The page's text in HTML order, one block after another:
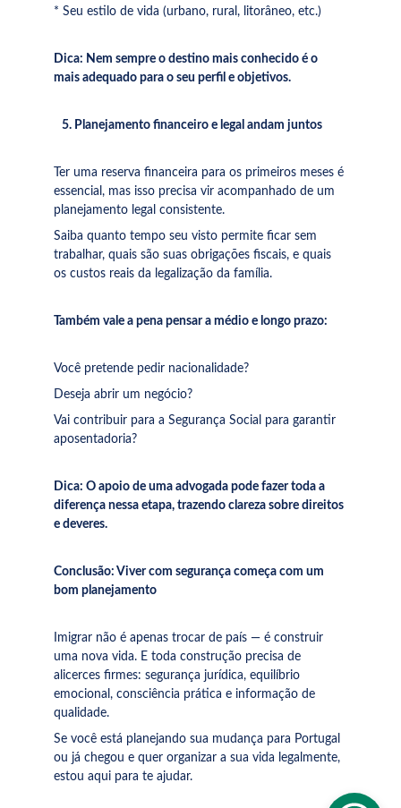
* Seu estilo de vida (urbano, rural, litorâneo, etc.)
Dica: Nem sempre o destino mais conhecido é o
mais adequado para o seu perfil e objetivos.
   5. Planejamento financeiro e legal andam juntos
Ter uma reserva financeira para os primeiros meses é
essencial, mas isso precisa vir acompanhado de um
planejamento legal consistente.
Saiba quanto tempo seu visto permite ficar sem
trabalhar, quais são suas obrigações fiscais, e quais
os custos reais da legalização da família.
Também vale a pena pensar a médio e longo prazo:
Você pretende pedir nacionalidade?
Deseja abrir um negócio?
Vai contribuir para a Segurança Social para garantir
aposentadoria?
Dica: O apoio de uma advogada pode fazer toda a
diferença nessa etapa, trazendo clareza sobre direitos
e deveres.
Conclusão: Viver com segurança começa com um
bom planejamento
Imigrar não é apenas trocar de país — é construir
uma nova vida. E toda construção precisa de
alicerces firmes: segurança jurídica, equilíbrio
emocional, consciência prática e informação de
qualidade.
Se você está planejando sua mudança para Portugal
ou já chegou e quer organizar a sua vida legalmente,
estou aqui para te ajudar.